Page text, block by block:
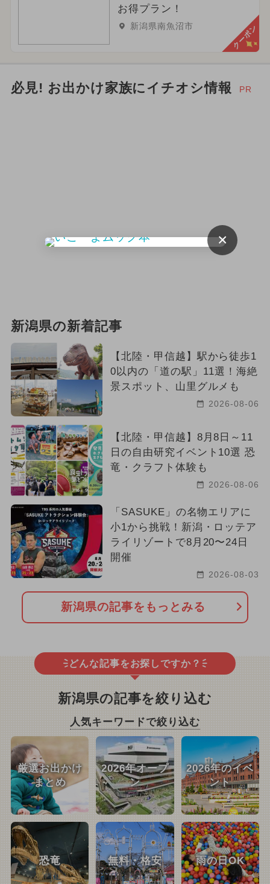
お得プラン！
新潟県南魚沼市 クーポン
必見! お出かけ家族にイチオシ情報 PR
新潟県の新着記事
【北陸・甲信越】駅から徒歩1
0以内の「道の駅」11選！海絶
景スポット、山里グルメも
2026-08-06
【北陸・甲信越】8月8日～11
日の自由研究イベント10選 恐
竜・クラフト体験も
2026-08-06
「SASUKE」の名物エリアに
小1から挑戦！新潟・ロッテア
ライリゾートで8月20〜24日
開催
2026-08-03
新潟県の記事をもっとみる
どんな記事をお探しですか？
新潟県の記事を絞り込む
人気キーワードで絞り込む
厳選お出かけ
まとめ
2026年オープ
ン
2026年のイベ
ント
恐竜 無料・格安 雨の日OK
×